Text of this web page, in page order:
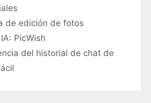
de edición de fotos
PicWish
del historial de chat de